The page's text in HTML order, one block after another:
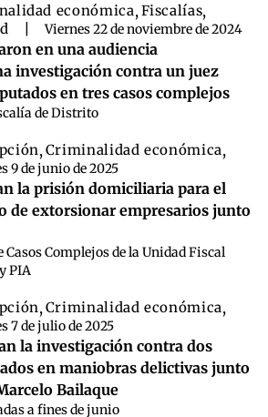
económica, Fiscalías,
Viernes 22 de noviembre de 2024
en una audiencia
investigación contra un juez
en tres casos complejos
de Distrito
, Criminalidad económica,
9 de junio de 2025
la prisión domiciliaria para el
de extorsionar empresarios junto
Casos Complejos de la Unidad Fiscal
PIA
, Criminalidad económica,
7 de julio de 2025
la investigación contra dos
en maniobras delictivas junto
Bailaque
a fines de junio